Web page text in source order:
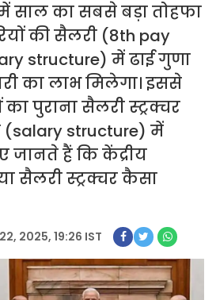
का सबसे बड़ा तोहफा
की सैलरी (8th pay
structure) में ढाई गुणा
का लाभ मिलेगा। इससे
का पुराना सैलरी स्ट्रक्चर
(salary structure) में
जानते हैं कि केंद्रीय
सैलरी स्ट्रक्चर कैसा
2025, 19:26 IST